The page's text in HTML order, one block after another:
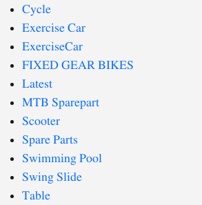
Cycle
Exercise Car
ExerciseCar
FIXED GEAR BIKES
Latest
MTB Sparepart
Scooter
Spare Parts
Swimming Pool
Swing Slide
Table